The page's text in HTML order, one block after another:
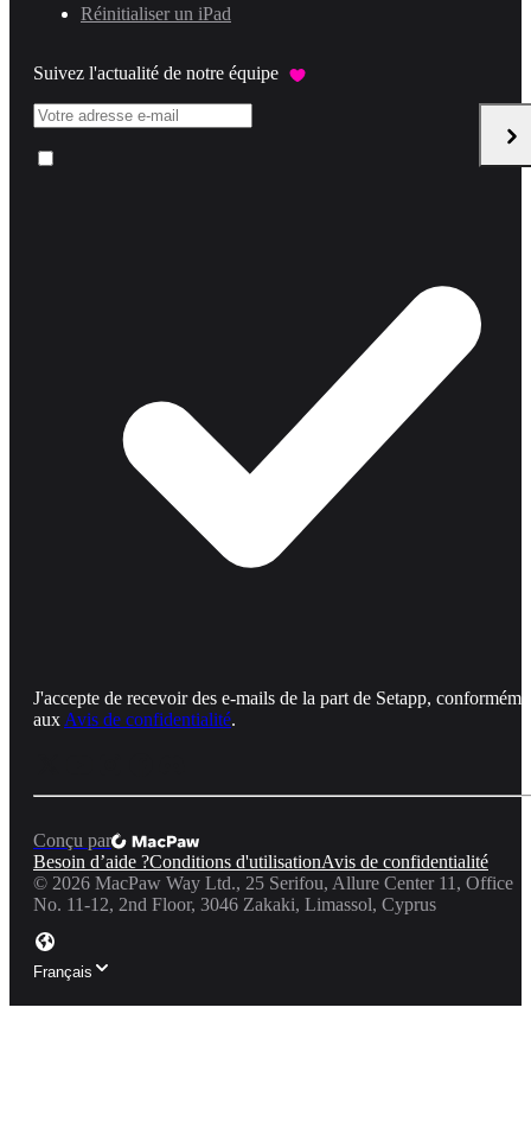
Réinitialiser un iPad
Suivez l'actualité de notre équipe
J'accepte de recevoir des e-mails de la part de Setapp,
aux Avis de confidentialité.
Conçu par
Besoin d’aide ?Conditions d'utilisationAvis de confidentialité
© 2026 MacPaw Way Ltd., 25 Serifou, Allure Center 11, Office
No. 11-12, 2nd Floor, 3046 Zakaki, Limassol, Cyprus
Français